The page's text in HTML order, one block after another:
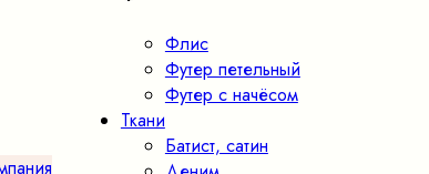
Флис
Футер петельный
Футер с начёсом
Ткани
Батист, сатин